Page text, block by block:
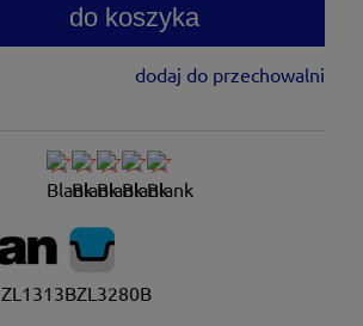
do koszyka
dodaj do przechowalni
ZL1313BZL3280B